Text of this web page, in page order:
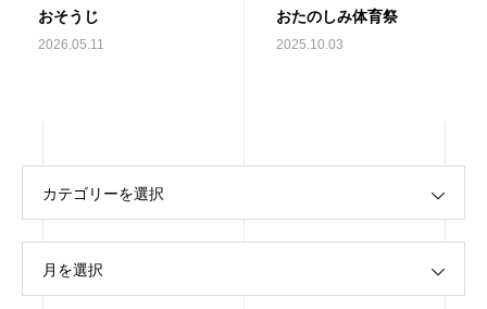
おそうじ
2026.05.11
おたのしみ体育祭
2025.10.03
カテゴリーを選択
月を選択